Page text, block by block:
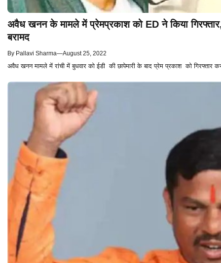
अवैध खनन के मामले में प्रेमप्रकाश को ED ने किया
बरामद
By Pallavi Sharma—August 25, 2022
अवैध खनन मामले में रांची में बुधवार को ईडी की छापेमारी के बाद प्रेम प्रकाश को